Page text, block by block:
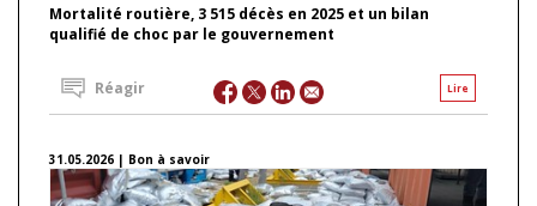
Mortalité routière, 3 515 décès en 2025 et un bilan
qualifié de choc par le gouvernement
Lire
Réagir
31.05.2026 | Bon à savoir